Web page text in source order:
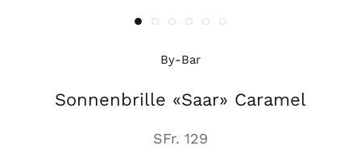
By-Bar
Sonnenbrille «Saar» Caramel
SFr. 129